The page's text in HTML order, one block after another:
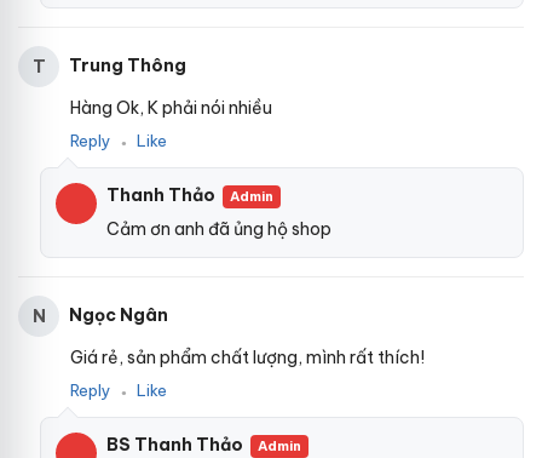
T
Trung Thông
Hàng Ok, K phải nói nhiều
Reply ● Like
Thanh Thảo Admin
Cảm ơn anh đã ủng hộ shop
N
Ngọc Ngân
Giá rẻ, sản phẩm chất lượng, mình rất thích!
Reply ● Like
BS Thanh Thảo Admin